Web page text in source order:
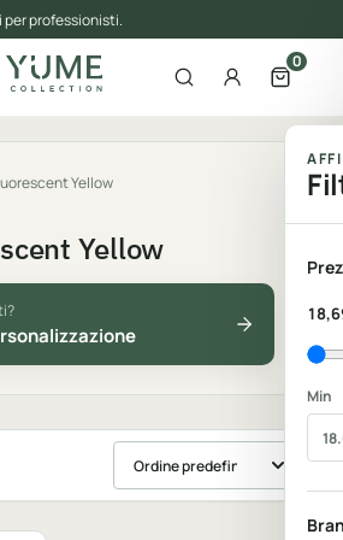
professionisti.
Apri la ricerca
AccountApri il
0
Yellow
Yellow
Min
Ordina prodotti